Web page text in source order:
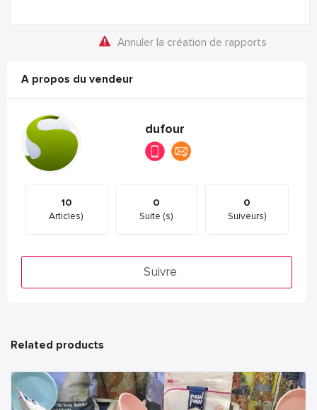
Annuler la création de rapports
A propos du vendeur
dufour
10
Articles)
0
Suite (s)
0
Suiveurs)
Suivre
Related products